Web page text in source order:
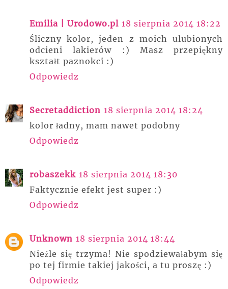
Emilia | Urodowo.pl 18 sierpnia 2014 18:22
Śliczny kolor, jeden z moich ulubionych
odcieni lakierów :) Masz przepiękny
kształt paznokci :)
Odpowiedz
Secretaddiction 18 sierpnia 2014 18:24
kolor ładny, mam nawet podobny
Odpowiedz
robaszekk 18 sierpnia 2014 18:30
Faktycznie efekt jest super :)
Odpowiedz
Unknown 18 sierpnia 2014 18:44
Nieźle się trzyma! Nie spodziewałabym się
po tej firmie takiej jakości, a tu proszę :)
Odpowiedz